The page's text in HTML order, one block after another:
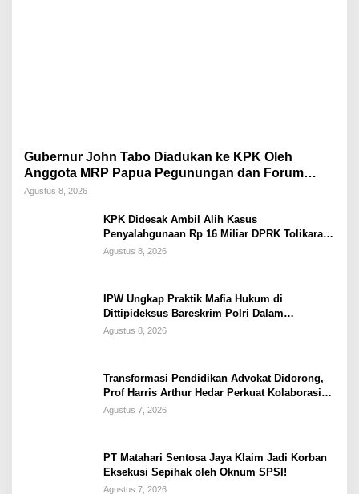
Gubernur John Tabo Diadukan ke KPK Oleh
Anggota MRP Papua Pegunungan dan Forum
Warga Papua
Agustus 8, 2026
KPK Didesak Ambil Alih Kasus
Penyalahgunaan Rp 16 Miliar DPRK Tolikara
Tahun 2017
Agustus 8, 2026
IPW Ungkap Praktik Mafia Hukum di
Dittipideksus Bareskrim Polri Dalam
Penanganan Kasus PT ARA
Agustus 8, 2026
Transformasi Pendidikan Advokat Didorong,
Prof Harris Arthur Hedar Perkuat Kolaborasi
Kampus
Agustus 7, 2026
PT Matahari Sentosa Jaya Klaim Jadi Korban
Eksekusi Sepihak oleh Oknum SPSI!
Agustus 7, 2026